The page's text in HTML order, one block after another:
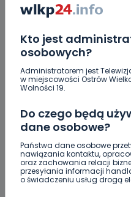
Kto jest
osobowych?
Administratorem jest
w miejscowości Ostrów
Wolności 19.
Do czego będą
dane osobowe?
Państwa dane osobowe
nawiązania kontaktu,
oraz zachowania relacji
przesyłania informacji
o świadczeniu usług drogą
Podpis